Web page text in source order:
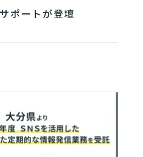
ポートが登壇